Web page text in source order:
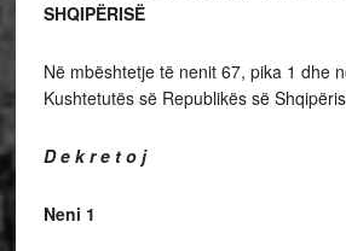
SHQIPËRISË
Në mbështetje të nenit 67, pika 1 dhe
Kushtetutës së Republikës së
D e k r e t o j
Neni 1